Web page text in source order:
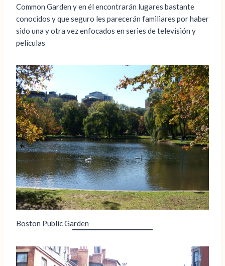
Common Garden y en él encontrarán lugares bastante
conocidos y que seguro les parecerán familiares por haber
sido una y otra vez enfocados en series de televisión y
películas
Boston Public Garden